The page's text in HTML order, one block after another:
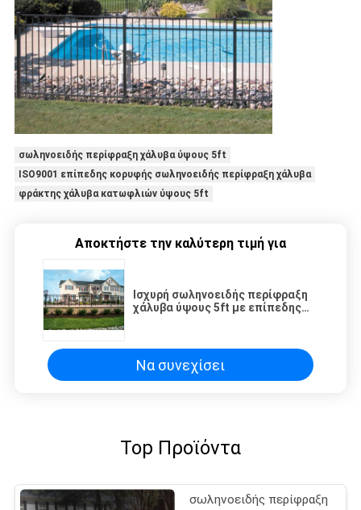
σωληνοειδής περίφραξη χάλυβα ύψους 5ft
ISO9001 επίπεδης κορυφής σωληνοειδής περίφραξη χάλυβα
φράκτης χάλυβα κατωφλιών ύψους 5ft
Αποκτήστε την καλύτερη τιμή για
Ισχυρή σωληνοειδής περίφραξη
χάλυβα ύψους 5ft με επίπεδης
Να συνεχίσει
Top Προϊόντα
σωληνοειδής περίφραξη